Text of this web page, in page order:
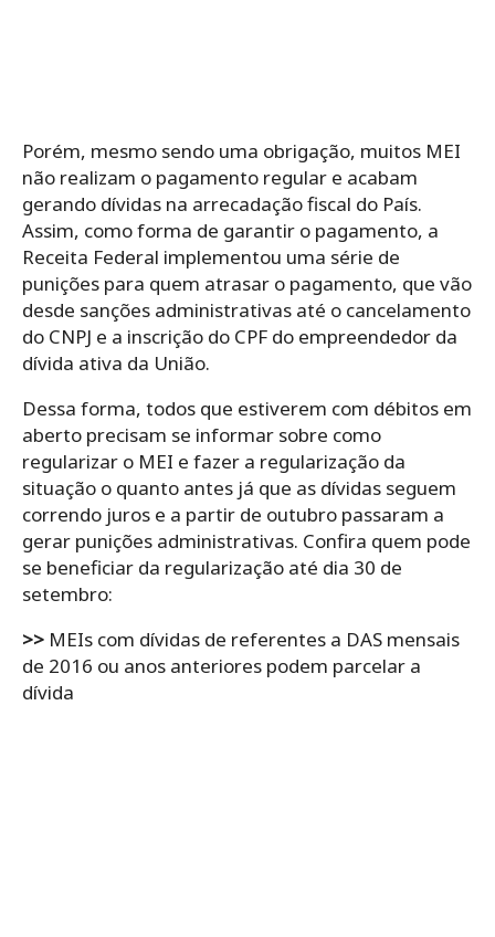
Porém, mesmo sendo uma obrigação, muitos MEI
não realizam o pagamento regular e acabam
gerando dívidas na arrecadação fiscal do País.
Assim, como forma de garantir o pagamento, a
Receita Federal implementou uma série de
punições para quem atrasar o pagamento, que vão
desde sanções administrativas até o cancelamento
do CNPJ e a inscrição do CPF do empreendedor da
dívida ativa da União.
Dessa forma, todos que estiverem com débitos em
aberto precisam se informar sobre como
regularizar o MEI e fazer a regularização da
situação o quanto antes já que as dívidas seguem
correndo juros e a partir de outubro passaram a
gerar punições administrativas. Confira quem pode
se beneficiar da regularização até dia 30 de
setembro:
>> MEIs com dívidas de referentes a DAS mensais
de 2016 ou anos anteriores podem parcelar a
dívida